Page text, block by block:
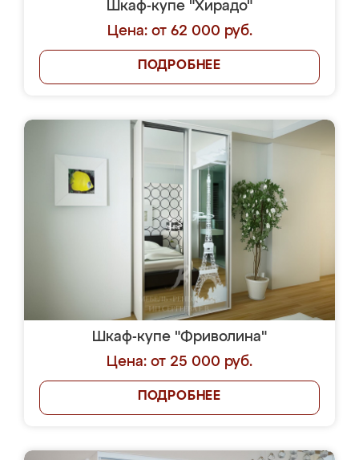
Шкаф-купе "Хирадо"
Цена: от 62 000 руб.
ПОДРОБНЕЕ
Шкаф-купе "Фриволина"
Цена: от 25 000 руб.
ПОДРОБНЕЕ